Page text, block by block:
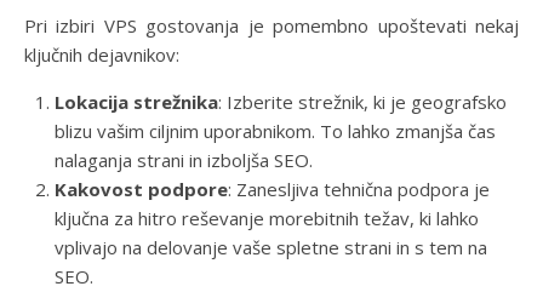
Pri izbiri VPS gostovanja je pomembno upoštevati nekaj
ključnih dejavnikov:
Lokacija strežnika: Izberite strežnik, ki je geografsko
blizu vašim ciljnim uporabnikom. To lahko zmanjša čas
nalaganja strani in izboljša SEO.
Kakovost podpore: Zanesljiva tehnična podpora je
ključna za hitro reševanje morebitnih težav, ki lahko
vplivajo na delovanje vaše spletne strani in s tem na
SEO.